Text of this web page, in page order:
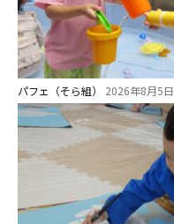
パフェ（そら組） 2026年8月5日